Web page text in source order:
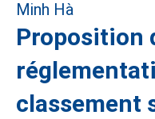
Proposition
classement